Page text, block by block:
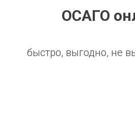
ОСАГО
быстро, выгодно, не